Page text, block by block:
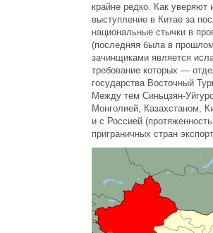
крайне редко. Как уверяют
выступление в Китае за
национальные стычки в
(последняя была в
зачинщиками является
требование которых —
государства Восточный
Между тем Синьцзян-
Монголией, Казахстаном,
и с Россией
приграничных стран